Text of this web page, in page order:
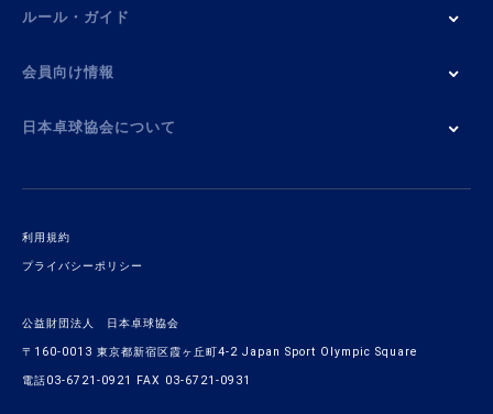
ルール・ガイド
会員向け情報
日本卓球協会について
利用規約
プライバシーポリシー
公益財団法人 日本卓球協会
〒160-0013 東京都新宿区霞ヶ丘町4-2 Japan Sport Olympic Square
電話03-6721-0921 FAX 03-6721-0931